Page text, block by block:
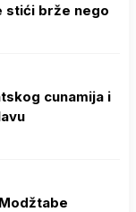
stići brže nego
cunamija i